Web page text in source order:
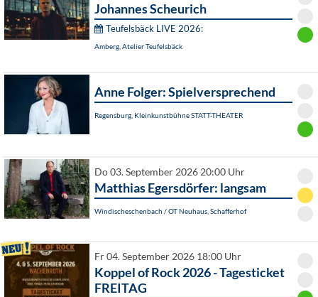
Johannes Scheurich
Teufelsbäck LIVE 2026:
Amberg, Atelier Teufelsbäck
Anne Folger: Spielversprechend
Regensburg, Kleinkunstbühne STATT-THEATER
Do 03. September 2026 20:00 Uhr
Matthias Egersdörfer: langsam
Windischeschenbach / OT Neuhaus, Schafferhof
Fr 04. September 2026 18:00 Uhr
Koppel of Rock 2026 - Tagesticket
FREITAG